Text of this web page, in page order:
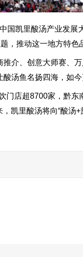
凯里酸汤产业发展
，推动这一地方特
介、创意大师赛、
酸汤鱼名扬四海，
店超8700家，黔东
凯里酸汤将向“酸汤